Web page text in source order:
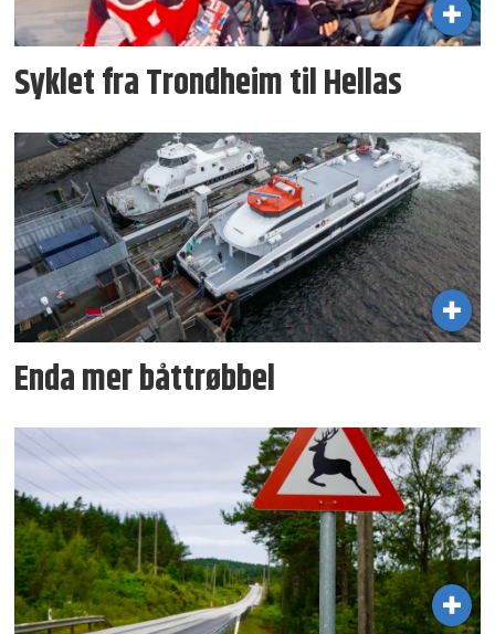
Syklet fra Trondheim til Hellas
Enda mer båttrøbbel